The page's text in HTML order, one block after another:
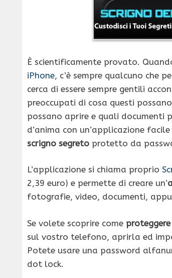
È scientificamente provato.
iPhone, c’è sempre qualcuno che
cerca di essere sempre gentili
preoccupati di cosa questi
possano aprire e quali documenti
d’anima con un’applicazione
scrigno segreto protetto da
L’applicazione si chiama proprio
2,39 euro) e permette di creare un’
fotografie, video, documenti,
Se volete scoprire come
sul vostro telefono, aprirla ed
Potete usare una password
dot lock.